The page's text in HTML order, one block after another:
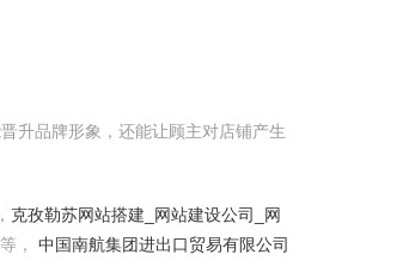
升品牌形象，还能让顾主对店铺产生
克孜勒苏网站搭建_网站建设公司_网
， 中国南航集团进出口贸易有限公司